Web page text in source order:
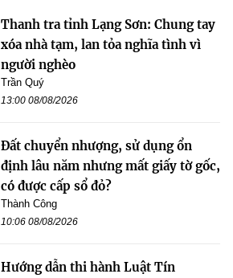
Thanh tra tỉnh Lạng Sơn: Chung tay
xóa nhà tạm, lan tỏa nghĩa tình vì
người nghèo
Trần Quý
13:00 08/08/2026
Đất chuyển nhượng, sử dụng ổn
định lâu năm nhưng mất giấy tờ gốc,
có được cấp sổ đỏ?
Thành Công
10:06 08/08/2026
Hướng dẫn thi hành Luật Tín